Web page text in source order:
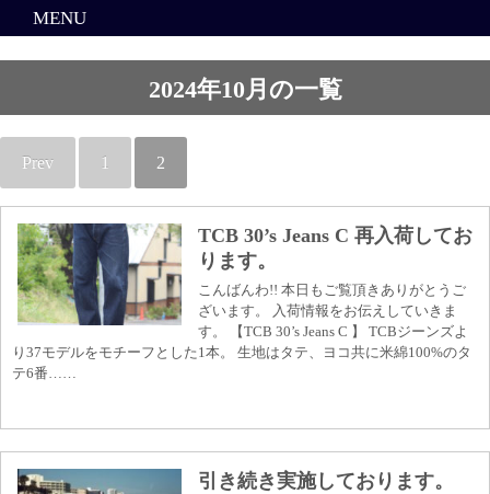
MENU
2024年10月の一覧
Prev 1 2
TCB 30’s Jeans C 再入荷してお
ります。
こんばんわ!! 本日もご覧頂きありがとうご
ざいます。 入荷情報をお伝えしていきま
す。 【TCB 30’s Jeans C 】 TCBジーンズよ
り37モデルをモチーフとした1本。 生地はタテ、ヨコ共に米綿100%のタ
テ6番……
引き続き実施しております。